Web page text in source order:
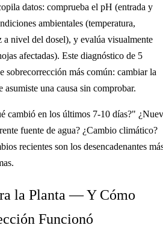
datos: comprueba el pH (entrada y
ambientales (temperatura,
a nivel del dosel), y evalúa visualmente
afectadas). Este diagnóstico de 5
sobrecorrección más común: cambiar la
una causa sin comprobar.
cambió en los últimos 7-10 días?"
fuente de agua? ¿Cambio climático?
recientes son los desencadenantes
la Planta — Y Cómo
Funcionó